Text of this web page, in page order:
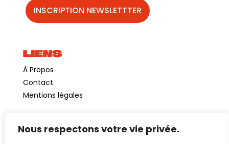
Nous respectons votre vie privée.
LIENS
À Propos
Contact
Mentions légales
©GuinguetteChezAlriq2026